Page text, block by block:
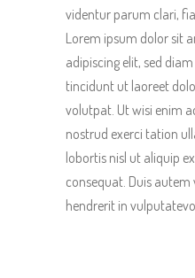
videntur parum clari,
Lorem ipsum dolor sit
adipiscing elit, sed
tincidunt ut laoreet
volutpat. Ut wisi enim
nostrud exerci tation
lobortis nisl ut aliquip
consequat. Duis
hendrerit in